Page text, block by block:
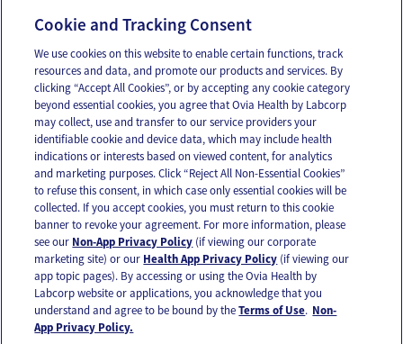
Email Text
OUR APPS
FOLLOW US
Cookie and Tracking Consent
We use cookies on this website to enable certain functions, track
resources and data, and promote our products and services. By
clicking “Accept All Cookies”, or by accepting any cookie category
beyond essential cookies, you agree that Ovia Health by Labcorp
may collect, use and transfer to our service providers your
identifiable cookie and device data, which may include health
indications or interests based on viewed content, for analytics
and marketing purposes. Click “Reject All Non-Essential Cookies”
to refuse this consent, in which case only essential cookies will be
collected. If you accept cookies, you must return to this cookie
banner to revoke your agreement. For more information, please
see our Non-App Privacy Policy (if viewing our corporate
marketing site) or our Health App Privacy Policy (if viewing our
app topic pages). By accessing or using the Ovia Health by
Labcorp website or applications, you acknowledge that you
understand and agree to be bound by theTerms of Use. Non-
App Privacy Policy.